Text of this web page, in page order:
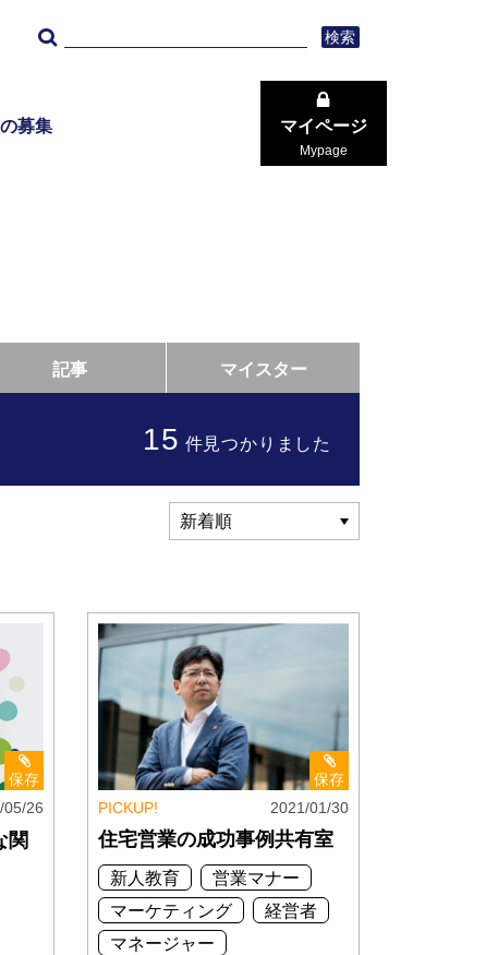
検索
募集 マイページ
Mypage
記事 マイスター
15 件見つかりました
保存
05/26
関
保存
PICKUP!
2021/01/30
住宅営業の成功事例共有室
新人教育
営業マナー
マーケティング
経営者
マネージャー